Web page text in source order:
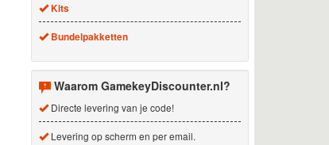
Kits
Bundelpakketten
Waarom GamekeyDiscounter.nl?
Directe levering van je code!
Levering op scherm en per email.